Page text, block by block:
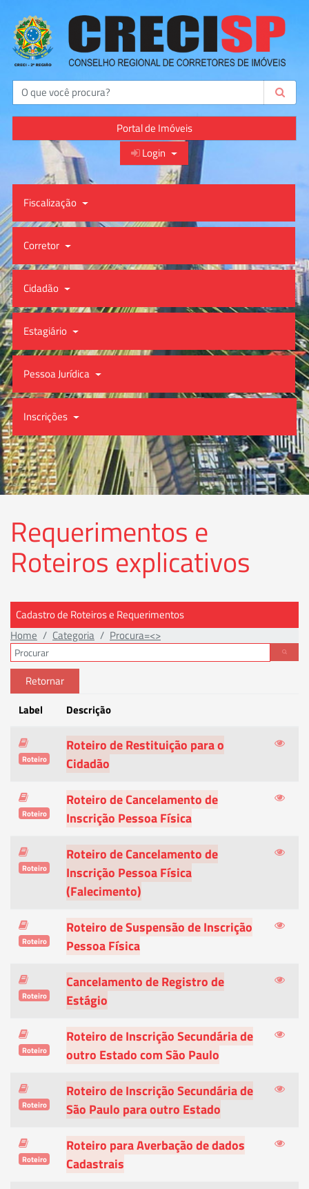
Buscar
Portal de Imóveis
Login
Fiscalização
Corretor
Cidadão
Estagiário
Pessoa Jurídica
Inscrições
Requerimentos e
Roteiros explicativos
Cadastro de Roteiros e Requerimentos
Home
Categoria Procura=<>
Retornar
Label
Descrição
Roteiro
Roteiro de Restituição para o
Cidadão
Roteiro
Roteiro de Cancelamento de
Inscrição Pessoa Física
Roteiro
Roteiro de Cancelamento de
Inscrição Pessoa Física
(Falecimento)
Roteiro
Roteiro de Suspensão de Inscrição
Pessoa Física
Roteiro
Cancelamento de Registro de
Estágio
Roteiro
Roteiro de Inscrição Secundária de
outro Estado com São Paulo
Roteiro
Roteiro de Inscrição Secundária de
São Paulo para outro Estado
Roteiro
Roteiro para Averbação de dados
Cadastrais